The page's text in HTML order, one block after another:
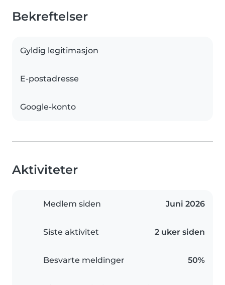
Bekreftelser
Gyldig legitimasjon
E-postadresse
Google-konto
Aktiviteter
Medlem siden Juni 2026
Siste aktivitet 2 uker siden
Besvarte meldinger 50%